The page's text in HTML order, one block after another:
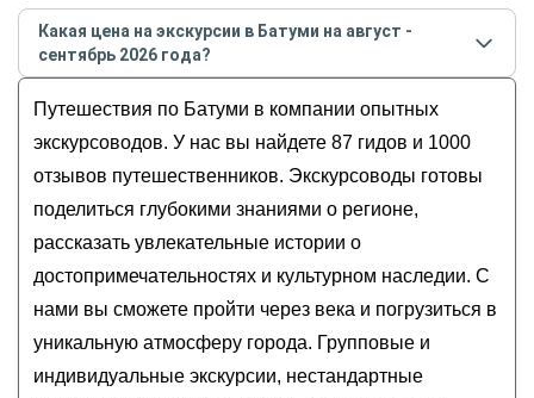
Горная Аджария за 1 день — из Батуми
Пешком по старому Батуми
Батуми и Горная Аджария за 1 день
Грузинские блюда своими руками
Колоритный Батуми — с коренным аджарцем
Лучшие гидыв Батумипо рейтингу и отзывам в
августе 2026 года:
Арсен
Роберт
Александр
Какая цена на экскурсии в Батуми на август -
сентябрь 2026 года?
2026года от 10до 370 EUR
Путешествия по Батуми в компании опытных
экскурсоводов. У нас вы найдете 87 гидов и 1000
отзывов путешественников. Экскурсоводы готовы
поделиться глубокими знаниями о регионе,
рассказать увлекательные истории о
достопримечательностях и культурном наследии. С
нами вы сможете пройти через века и погрузиться в
уникальную атмосферу города. Групповые и
индивидуальные экскурсии, нестандартные